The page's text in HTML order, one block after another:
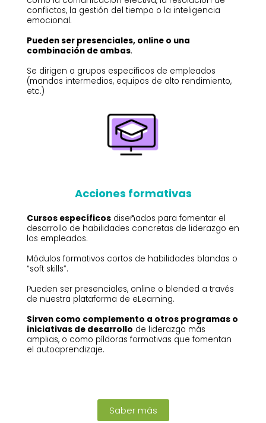
conflictos, la gestión del tiempo o la inteligencia
emocional.
Pueden ser presenciales, online o una
combinación de ambas.
Se dirigen a grupos específicos de empleados
(mandos intermedios, equipos de alto rendimiento,
etc.)
Acciones formativas
Cursos específicos diseñados para fomentar el
desarrollo de habilidades concretas de liderazgo en
los empleados.
Módulos formativos cortos de habilidades blandas o
“soft skills”.
Pueden ser presenciales, online o blended a través
de nuestra plataforma de eLearning.
Sirven como complemento a otros programas o
iniciativas de desarrollo de liderazgo más
amplias, o como píldoras formativas que fomentan
el autoaprendizaje.
Saber más